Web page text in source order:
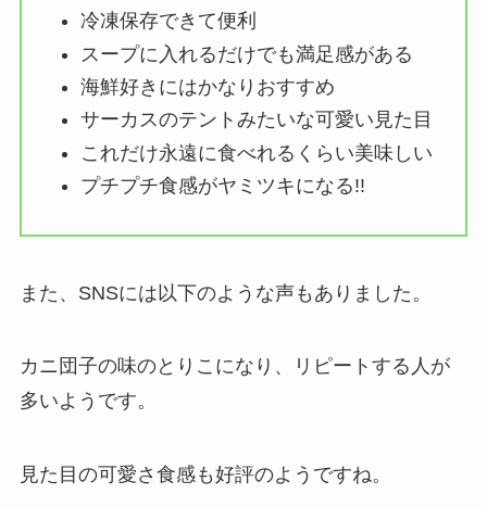
冷凍保存できて便利
スープに入れるだけでも満足感がある
海鮮好きにはかなりおすすめ
サーカスのテントみたいな可愛い見た目
これだけ永遠に食べれるくらい美味しい
プチプチ食感がヤミツキになる!!
また、SNSには以下のような声もありました。
カニ団子の味のとりこになり、リピートする人が
多いようです。
見た目の可愛さ食感も好評のようですね。